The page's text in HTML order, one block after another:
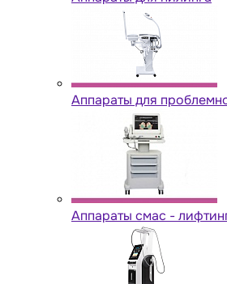
Аппараты для
Аппараты cмас -